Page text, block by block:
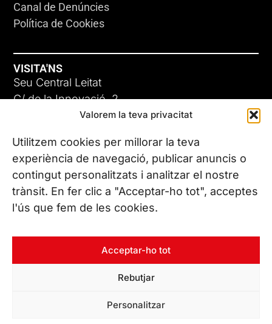
Valorem la teva privacitat
Utilitzem cookies per millorar la teva
experiència de navegació, publicar anuncis o
contingut personalitzats i analitzar el nostre
trànsit. En fer clic a "Acceptar-ho tot", acceptes
l'ús que fem de les cookies.
Acceptar-ho tot
Rebutjar
Personalitzar
Canal de Denúncies
Política de Cookies
VISITA'NS
Seu Central Leitat
C/ de la Innovació, 2
08225 Terrassa, (Barcelona)
Coneix les nostres seus
CONTACTA’NS
Tel. (+34) 937 882 300